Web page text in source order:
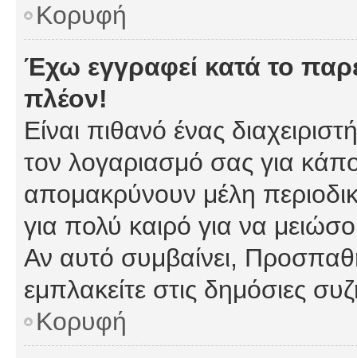
Κορυφή
Έχω εγγραφεί κατά το
πλέον!
Είναι πιθανό ένας
τον λογαριασμό σας για
απομακρύνουν μέλη
για πολύ καιρό για να
Αν αυτό συμβαίνει,
εμπλακείτε στις δημόσιες
Κορυφή